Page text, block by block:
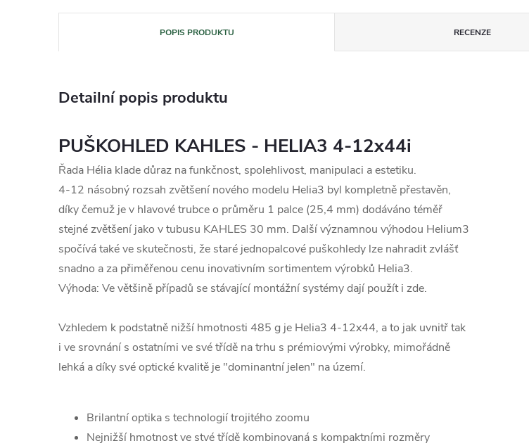
POPIS PRODUKTU RECENZE
Detailní popis produktu
PUŠKOHLED KAHLES - HELIA3 4-12x44i
Řada Hélia klade důraz na funkčnost, spolehlivost, manipulaci a estetiku.
4-12 násobný rozsah zvětšení nového modelu Helia3 byl kompletně přestavěn,
díky čemuž je v hlavové trubce o průměru 1 palce (25,4 mm) dodáváno téměř
stejné zvětšení jako v tubusu KAHLES 30 mm. Další významnou výhodou Helium3
spočívá také ve skutečnosti, že staré jednopalcové puškohledy lze nahradit zvlášť
snadno a za přiměřenou cenu inovativním sortimentem výrobků Helia3.
Výhoda: Ve většině případů se stávající montážní systémy dají použít i zde.
Vzhledem k podstatně nižší hmotnosti 485 g je Helia3 4-12x44, a to jak uvnitř tak
i ve srovnání s ostatními ve své třídě na trhu s prémiovými výrobky, mimořádně
lehká a díky své optické kvalitě je "dominantní jelen" na území.
Brilantní optika s technologií trojitého zoomu
Nejnižší hmotnost ve stvé třídě kombinovaná s kompaktními rozměry